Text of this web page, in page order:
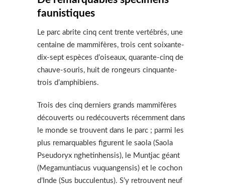
faunistiques
Le parc abrite cinq cent trente vertébrés, une
centaine de mammifères, trois cent soixante-
dix-sept espèces d’oiseaux, quarante-cinq de
chauve-souris, huit de rongeurs cinquante-
trois d’amphibiens.
Trois des cinq derniers grands mammifères
découverts ou redécouverts récemment dans
le monde se trouvent dans le parc ; parmi les
plus remarquables figurent le saola (Saola
Pseudoryx nghetinhensis), le Muntjac géant
(Megamuntiacus vuquangensis) et le cochon
d’Inde (Sus bucculentus). S’y retrouvent neuf